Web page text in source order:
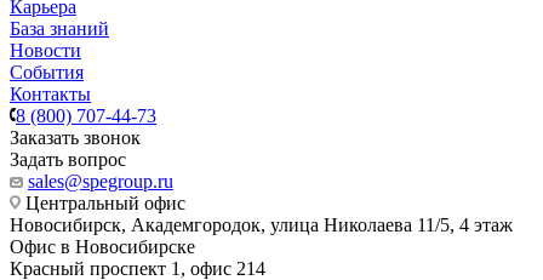
Карьера
База знаний
Новости
События
Контакты
8 (800) 707-44-73
Заказать звонок
Задать вопрос
sales@spegroup.ru
Центральный офис
Новосибирск, Академгородок, улица Николаева 11/5, 4 этаж
Офис в Новосибирске
Красный проспект 1, офис 214